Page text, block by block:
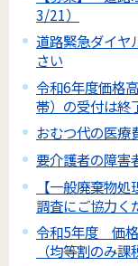
3/21）
道路緊急ダイ
さい
令和6年度価格
帯）の受付は終
おむつ代の医療
要介護者の障害
【一般廃棄物
調査にご協力く
令和5年度 価格
（均等割のみ